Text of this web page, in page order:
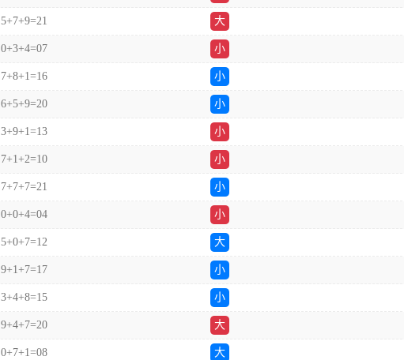
5+7+9=21 大
0+3+4=07 小
7+8+1=16 小
6+5+9=20 小
3+9+1=13 小
7+1+2=10 小
7+7+7=21 小
0+0+4=04 小
5+0+7=12 大
9+1+7=17 小
3+4+8=15 小
9+4+7=20 大
0+7+1=08 大